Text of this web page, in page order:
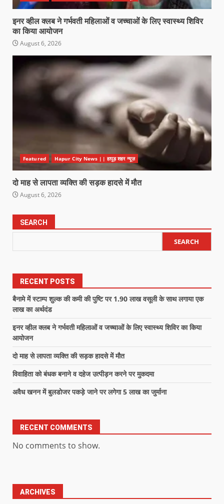
इनर व्हील क्लब ने गर्भवती महिलाओं व जच्चाओं के लिए स्वास्थ्य शिविर
का किया आयोजन
August 6, 2026
Featured Hapur City News || हापुड़ शहर न्यूज़
दो माह से लापता व्यक्ति की सड़क हादसे में मौत
August 6, 2026
SEARCH
SEARCH
RECENT POSTS
बैनामे में स्टाम्प शुल्क की कमी की पुष्टि पर 1.90 लाख वसूली के साथ लगाया एक
लाख का अर्थदंड
इनर व्हील क्लब ने गर्भवती महिलाओं व जच्चाओं के लिए स्वास्थ्य शिविर का किया
आयोजन
दो माह से लापता व्यक्ति की सड़क हादसे में मौत
विवाहिता को बंधक बनाने व दहेज उत्पीड़न करने पर मुकदमा
अवैध खनन में बुलडोजर पकड़े जाने पर लगेगा 5 लाख का जुर्माना
RECENT COMMENTS
No comments to show.
ARCHIVES